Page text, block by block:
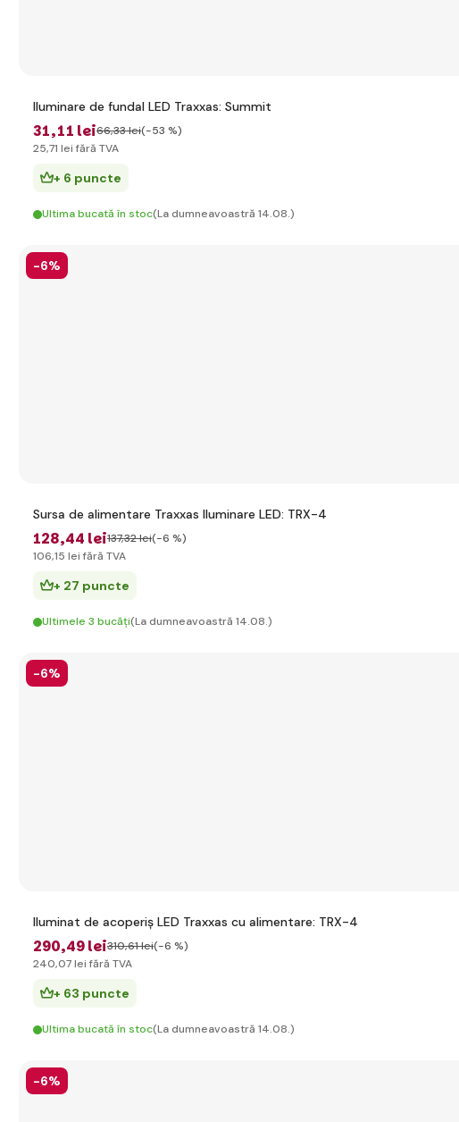
Iluminare de fundal LED Traxxas: Summit
31,11 lei66,33 lei(-53 %)
25,71 lei fără TVA
+ 6 puncte
Ultima bucată în stoc(La dumneavoastră 14.08.)
-6%
Sursa de alimentare Traxxas Iluminare LED: TRX-4
128,44 lei137,32 lei(-6 %)
106,15 lei fără TVA
+ 27 puncte
Ultimele 3 bucăți(La dumneavoastră 14.08.)
-6%
Iluminat de acoperiș LED Traxxas cu alimentare: TRX-4
290,49 lei310,61 lei(-6 %)
240,07 lei fără TVA
+ 63 puncte
Ultima bucată în stoc(La dumneavoastră 14.08.)
-6%